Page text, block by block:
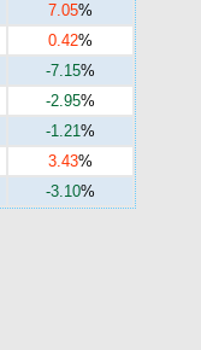
7.05%
0.42%
-7.15%
-2.95%
-1.21%
3.43%
-3.10%